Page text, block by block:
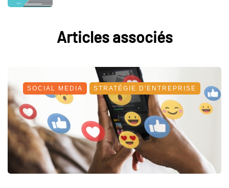
Articles associés
SOCIAL MEDIA STRATÉGIE D'ENTREPRISE